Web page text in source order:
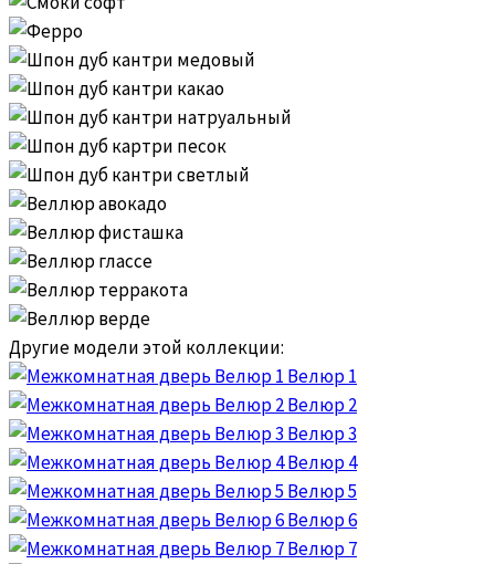
Другие модели этой коллекции:
Велюр 1
Велюр 2
Велюр 3
Велюр 4
Велюр 5
Велюр 6
Велюр 7